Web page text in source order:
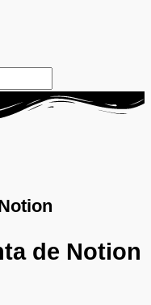
de Notion